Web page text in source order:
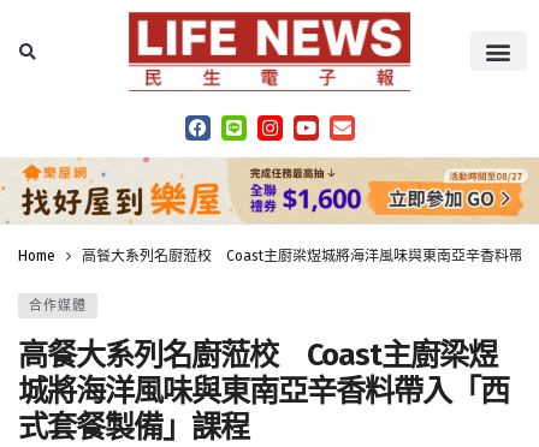
Home 高餐大系列名廚蒞校 Coast主廚梁煜城將海洋風味與東南亞辛香料帶
合作媒體
高餐大系列名廚蒞校 Coast主廚梁煜
城將海洋風味與東南亞辛香料帶入「西
式套餐製備」課程